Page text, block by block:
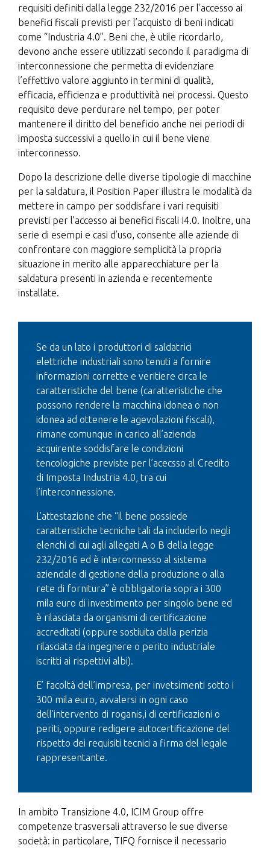
requisiti definiti dalla legge 232/2016 per l’accesso ai
benefici fiscali previsti per l’acquisto di beni indicati
come “Industria 4.0”. Beni che, è utile ricordarlo,
devono anche essere utilizzati secondo il paradigma di
interconnessione che permetta di evidenziare
l’effettivo valore aggiunto in termini di qualità,
efficacia, efficienza e produttività nei processi. Questo
requisito deve perdurare nel tempo, per poter
mantenere il diritto del beneficio anche nei periodi di
imposta successivi a quello in cui il bene viene
interconnesso.
Dopo la descrizione delle diverse tipologie di macchine
per la saldatura, il Position Paper illustra le modalità da
mettere in campo per soddisfare i vari requisiti
previsti per l’accesso ai benefici fiscali I4.0. Inoltre, una
serie di esempi e casi d’uso, consente alle aziende di
confrontare con maggiore semplicità la propria
situazione in merito alle apparecchiature per la
saldatura presenti in azienda e recentemente
installate.
Se da un lato i produttori di saldatrici
elettriche industriali sono tenuti a fornire
informazioni corrette e veritiere circa le
caratteristiche del bene (caratteristiche che
possono rendere la macchina idonea o non
idonea ad ottenere le agevolazioni fiscali),
rimane comunque in carico all’azienda
acquirente soddisfare le condizioni
tencologiche previste per l’acecsso al Credito
di Imposta Industria 4.0, tra cui
l’interconnessione.
L’attestazione che “il bene possiede
caratteristiche tecniche tali da includerlo negli
elenchi di cui agli allegati A o B della legge
232/2016 ed è interconnesso al sistema
aziendale di gestione della produzione o alla
rete di fornitura” è obbligatoria sopra i 300
mila euro di investimento per singolo bene ed
è rilasciata da organismi di certificazione
accreditati (oppure sostiuita dalla perizia
rilasciata da ingegnere o perito industriale
iscritti ai rispettivi albi).
E’ facoltà dell’impresa, per invetsimenti sotto i
300 mila euro, avvalersi in ogni caso
dell’intervento di roganis,i di certificazioni o
periti, oppure redigere autocertificazione del
rispetto dei requisiti tecnici a firma del legale
rappresentante.
In ambito Transizione 4.0, ICIM Group offre
competenze trasversali attraverso le sue diverse
società: in particolare, TIFQ fornisce il necessario